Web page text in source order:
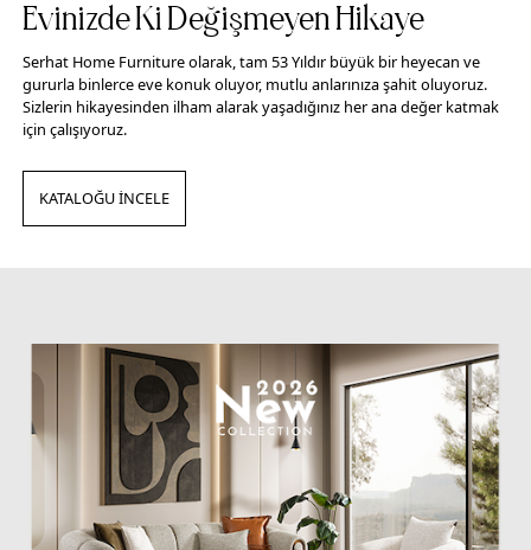
Evinizde Ki Değişmeyen Hikaye
Serhat Home Furniture olarak, tam 53 Yıldır büyük bir heyecan ve
gururla binlerce eve konuk oluyor, mutlu anlarınıza şahit oluyoruz.
Sizlerin hikayesinden ilham alarak yaşadığınız her ana değer katmak
için çalışıyoruz.
KATALOĞU İNCELE